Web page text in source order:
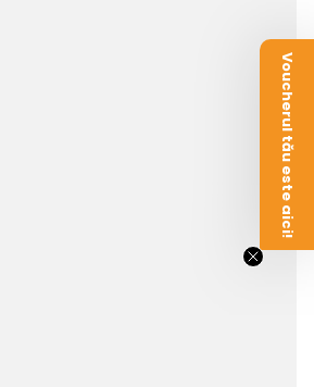
Voucherul tău este aici!